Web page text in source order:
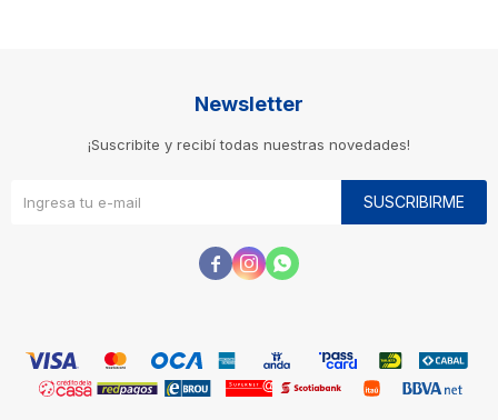
Newsletter
¡Suscribite y recibí todas nuestras novedades!
SUSCRIBIRME
  